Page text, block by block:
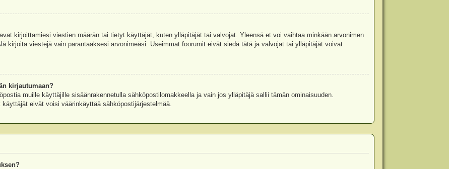
kirjoittamiesi viestien määrän tai tietyt käyttäjät, kuten ylläpitäjät tai valvojat. Yleensä et voi vaihtaa minkään arvonimen
kirjoita viestejä vain parantaaksesi arvonimeäsi. Useimmat foorumit eivät siedä tätä ja valvojat tai ylläpitäjät voivat
kirjautumaan?
muille käyttäjille sisäänrakennetulla sähköpostilomakkeella ja vain jos ylläpitäjä sallii tämän ominaisuuden.
eivät voisi väärinkäyttää sähköpostijärjestelmää.